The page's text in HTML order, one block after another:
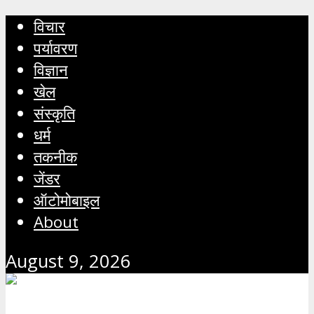
विचार
पर्यावरण
विज्ञान
खेल
संस्कृति
धर्म
तकनीक
जेंडर
ऑटोमोबाइल
About
August 9, 2026